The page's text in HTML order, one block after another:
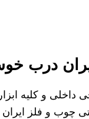
درب
و کلیه
و فلز